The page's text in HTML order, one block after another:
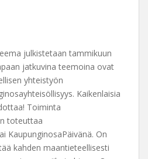
julkistetaan tammikuun
jatkuvina teemoina ovat
yhteistyön
Kaikenlaisia
Toiminta
toteuttaa
KaupunginosaPäivänä. On
kahden maantieteellisesti